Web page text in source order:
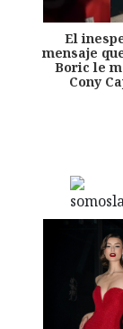
El
mensaje
Boric le
Cony